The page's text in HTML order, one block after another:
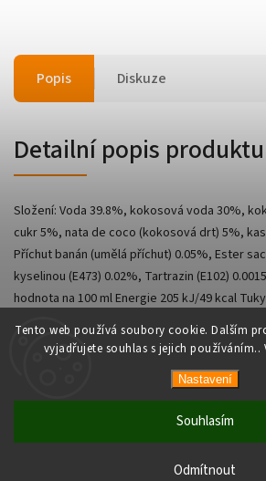
Tento web používá soubory cookie. Dalším
vyjadřujete souhlas s jejich používáním..
Nastavení
Odmítnout
Souhlasím
Popis Diskuze
Detailní popis produktu
Složení: Voda 39.8%, kokosová voda 30%,
cukr 5%, nata de coco (kokosová drt) 5%,
Příchut banán (umělá příchut) 0.05%, Ester
kyselinou (E473) 0.02%, Tartrazin (E102)
hodnota na 100 ml Energie 205 kJ/49 kcal
2,5g Sacharidy 6,2g z toho cukry 5,4g Bílkoviny
AsianShop
VytvořilShoptet | Design